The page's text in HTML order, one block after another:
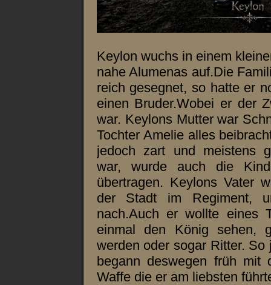
Keylon wuchs in einem
nahe Alumenas auf.Die
reich gesegnet, so hatte er
einen Bruder.Wobei er der
war. Keylons Mutter war
Tochter Amelie alles
jedoch zart und meistens
war, wurde auch die
übertragen. Keylons Vater
der Stadt im Regiment,
nach.Auch er wollte eines
einmal den König sehen,
werden oder sogar Ritter.
begann deswegen früh mit
Waffe die er am liebsten